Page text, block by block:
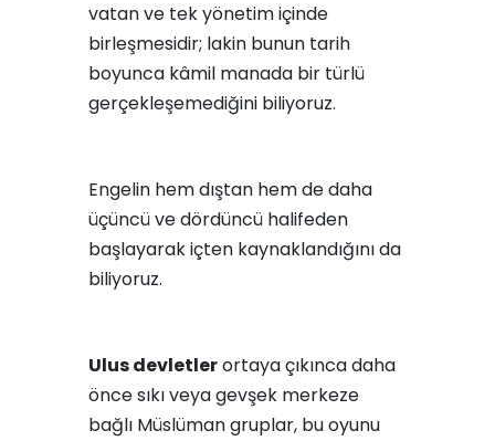
vatan ve tek yönetim içinde
birleşmesidir; lakin bunun tarih
boyunca kâmil manada bir türlü
gerçekleşemediğini biliyoruz.
Engelin hem dıştan hem de daha
üçüncü ve dördüncü halifeden
başlayarak içten kaynaklandığını da
biliyoruz.
Ulus devletlerortaya çıkınca daha
önce sıkı veya gevşek merkeze
bağlı Müslüman gruplar, bu oyunu